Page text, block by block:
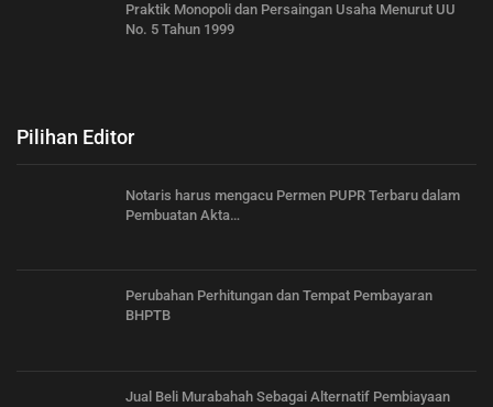
Praktik Monopoli dan Persaingan Usaha Menurut UU
No. 5 Tahun 1999
Pilihan Editor
Notaris harus mengacu Permen PUPR Terbaru dalam
Pembuatan Akta…
Perubahan Perhitungan dan Tempat Pembayaran
BHPTB
Jual Beli Murabahah Sebagai Alternatif Pembiayaan